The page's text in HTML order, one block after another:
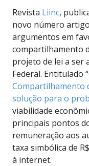
Revista Liinc,
novo número
argumentos em
compartilhamento
projeto de lei a ser
Federal. Entitulado “
Compartilhamento
solução para o
viabilidade
principais pontos
remuneração aos
taxa simbólica de
à internet.